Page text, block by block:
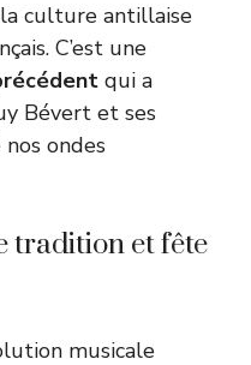
la culture antillaise
C’est une
qui a
Bévert et ses
ondes
tradition et fête
musicale